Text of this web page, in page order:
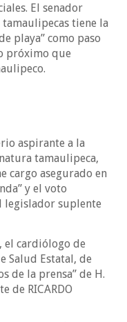
El senador
tiene la
playa” como paso
próximo que
aspirante a la
tamaulipeca,
cargo asegurado en
y el voto
legislador suplente
el cardiólogo de
Salud Estatal, de
de la prensa” de H.
de RICARDO